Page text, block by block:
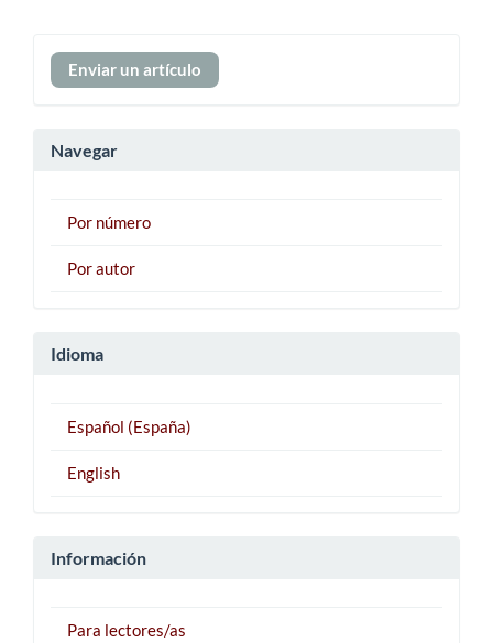
Enviar
un
Enviar un artículo
Navegar
Por número
Por autor
Idioma
Español (España)
English
Información
Para lectores/as